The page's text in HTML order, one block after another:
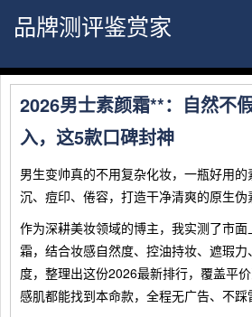
品牌测评鉴赏家
2026男士素颜霜**：自然不
入，这5款口碑封神
男生变帅真的不用复杂化妆，一瓶好用
沉、痘印、倦容，打造干净清爽的原生伪
作为深耕美妆领域的博主，我实测了市
霜，结合妆感自然度、控油持妆、遮瑕
度，整理出这份2026最新排行，覆盖平
感肌都能找到本命款，全程无广告、不踩